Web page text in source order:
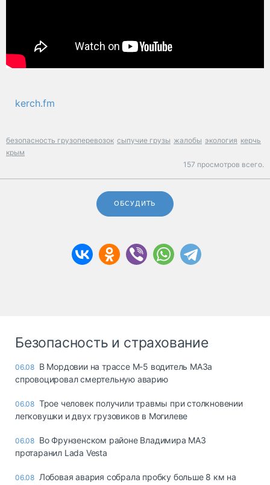
kerch.fm
безопасность грузоперевозок сыпучие грузы жалобы экология керчь
крым
157 просмотров всего.
ОБСУДИТЬ
Безопасность и страхование
06.08 В Мордовии на трассе М-5 водитель МАЗа
спровоцировал смертельную аварию
06.08 Трое человек получили травмы при столкновении
легковушки и двух грузовиков в Могилеве
06.08 Во Фрунзенском районе Владимира МАЗ
протаранил Lada Vesta
06.08 Лобовая авария собрала пробку больше 8 км на